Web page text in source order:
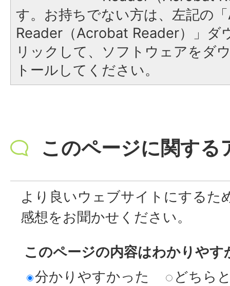
す。お持ちでない方は、左記の
Reader（Acrobat Reader）」ダ
リックして、ソフトウェアをダ
トールしてください。
このページに関する
より良いウェブサイトにするた
感想をお聞かせください。
このページの内容はわかりやす
分かりやすかった
どちら